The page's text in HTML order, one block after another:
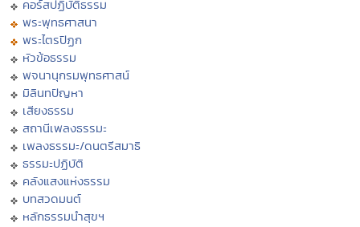
คอร์สปฏิบัติธรรม
พระพุทธศาสนา
พระไตรปิฏก
หัวข้อธรรม
พจนานุกรมพุทธศาสน์
มิลินทปัญหา
เสียงธรรม
สถานีเพลงธรรมะ
เพลงธรรมะ/ดนตรีสมาธิ
ธรรมะปฏิบัติ
คลังแสงแห่งธรรม
บทสวดมนต์
หลักธรรมนำสุขฯ